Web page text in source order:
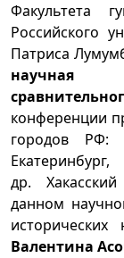
Факультета
Российского
Патриса
научная
конференции
городов РФ:
др.
данном
Валентина